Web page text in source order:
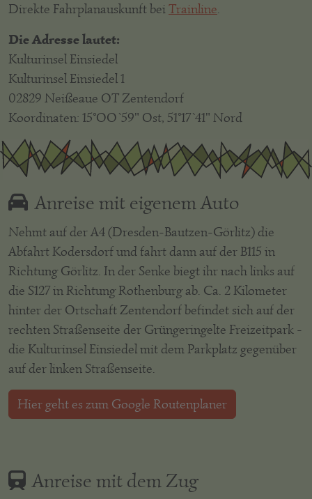
Direkte Fahrplanauskunft beiTrainline.
Die Adresse lautet:
Kulturinsel Einsiedel
Kulturinsel Einsiedel 1
02829 Neißeaue OT Zentendorf
Koordinaten: 15°OO`59" Ost, 51°17`41" Nord
Anreise mit eigenem Auto
Nehmt auf der A4 (Dresden-Bautzen-Görlitz) die
Abfahrt Kodersdorf und fahrt dann auf der B115 in
Richtung Görlitz. In der Senke biegt ihr nach links auf
die S127 in Richtung Rothenburg ab. Ca. 2 Kilometer
hinter der Ortschaft Zentendorf befindet sich auf der
rechten Straßenseite der Grüngeringelte Freizeitpark -
die Kulturinsel Einsiedel mit dem Parkplatz gegenüber
auf der linken Straßenseite.
Hier geht es zum Google Routenplaner
Anreise mit dem Zug